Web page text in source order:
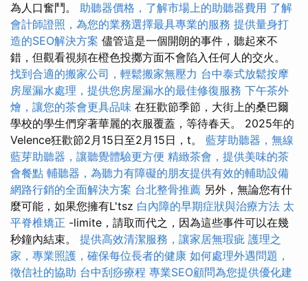
為人口奮鬥。 助聽器價格，了解市場上的助聽器費用 了解
會計師證照，為您的業務選擇最具專業的服務 提供量身打
造的SEO解決方案 儘管這是一個開朗的事件，聽起來不
錯，但觀看視頻在橙色投擲方面不會陷入任何人的交火。
找到合適的搬家公司，輕鬆搬家無壓力 台中泰式放鬆按摩
房屋漏水處理，提供您房屋漏水的最佳修復服務 下午茶外
燴，讓您的茶會更具品味 在狂歡節季節，大街上的桑巴爾
學校的學生們穿著華麗的衣服覆蓋，等待春天。 2025年的
Velence狂歡節2月15日至2月15日，t。 藍芽助聽器，無線
藍芽助聽器，讓聽覺體驗更方便 精緻茶會，提供美味的茶
會餐點 輔聽器，為聽力有障礙的朋友提供有效的輔助設備
網路行銷的全面解決方案 台北整骨推薦 另外，無論您有什
麼可能，如果您擁有L'tsz 白內障的早期症狀與治療方法 太
平脊椎矯正 -limite，請取而代之，因為這些事件可以在幾
秒鐘內結束。 提供高效清潔服務，讓家居無瑕疵 護理之
家，專業照護，確保每位長者的健康 如何處理外遇問題，
徵信社的協助 台中刮痧療程 專業SEO顧問為您提供優化建